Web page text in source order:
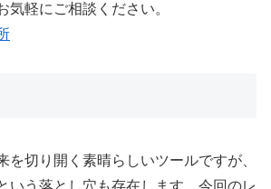
気軽にご相談ください。
を切り開く素晴らしいツールですが、
いう落とし穴も存在します。今回のレ